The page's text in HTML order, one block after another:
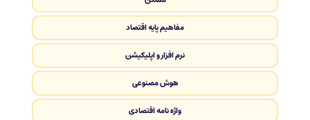
مفاهیم پایه اقتصاد
نرم افزار و اپلیکیشن
هوش مصنوعی
واژه نامه اقتصادی